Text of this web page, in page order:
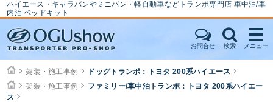
ハイエース・キャラバンやミニバン・軽自動車などトランポ専門店 車中泊/車
内泊 ベッドキット
お問合せ 検索 メニュー
架装・施工事例
ドッグトランポ：トヨタ 200系ハイエース
架装・施工事例
ファミリー/車中泊トランポ：トヨタ 200系ハイエー
ス